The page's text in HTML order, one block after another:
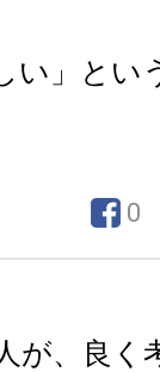
い」とい
0
が、良く